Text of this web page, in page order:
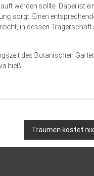
werden sollte. Dabei ist
sorgt. Einen
in dessen Trägerschaft
des Botanischen
hieß.
Träumen kostet nix